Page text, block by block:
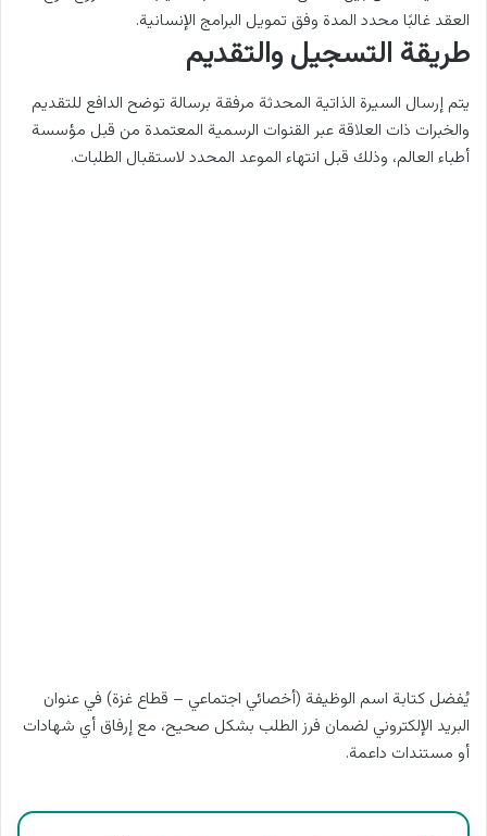
العقد غالبًا محدد المدة وفق تمويل البرامج الإنسانية.
طريقة التسجيل والتقديم
يتم إرسال السيرة الذاتية المحدثة مرفقة برسالة توضح الدافع للتقديم
والخبرات ذات العلاقة عبر القنوات الرسمية المعتمدة من قبل مؤسسة
أطباء العالم، وذلك قبل انتهاء الموعد المحدد لاستقبال الطلبات.
يُفضل كتابة اسم الوظيفة (أخصائي اجتماعي – قطاع غزة) في عنوان
البريد الإلكتروني لضمان فرز الطلب بشكل صحيح، مع إرفاق أي شهادات
أو مستندات داعمة.